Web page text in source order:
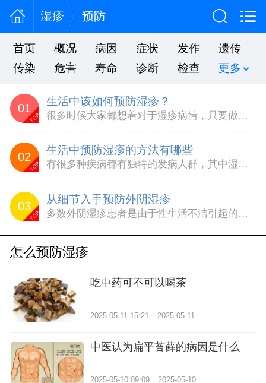
湿疹 预防
首页 概况 病因 症状 发作
遗传
传染
危害 寿命 诊断 检查 更多
01
TOP
生活中该如何预防湿疹？
很多时候大家都想着对于湿疹病情，只要做好治疗，只要保持良好的心态就会彻底康复的，其实湿疹的病情并不是这么简单的哦。在生活中患者还要做好湿疹的预防护理措施。下面一起看下以下有关生活中湿疹的预防。生活中该如何预防湿疹寻找诱发因素——湿疹是一种由多种内外因素引起变态反应的急性、亚急性或慢性皮肤病。它的病因及发病机制相当复杂，涉及体内、外多种因素，所以常反复发作，患...
02
TOP
生活中预防湿疹的方法有哪些
有很多种疾病都有独特的发病人群，其中湿疹就经常发生在孩子的身上，如果孩子得了这种病就会感觉到很痒，如果不及时治疗的话还有可能会引起其他的疾病，所以在平时的生活中做好预防工作是非常重要的。1.要想避免婴儿湿疹，最好的办法就是选择纯母乳喂养即使仅仅喂了30毫升牛奶，婴儿体内也会产生抗体，导致日后过敏。2.对过敏体质的宝贝，添加蛋黄、鱼虾类食物最好都在7个月之后。...
03
TOP
从细节入手预防外阴湿疹
多数外阴湿疹患者是由于性生活不洁引起的，但实际上该病与个人的生活习惯也有很大的关系。因此，从生活细节入手可以有效预防外阴湿疹。1、内衣裤要单独清洗霉菌可以在皮肤表面、胃肠道、指甲内等地方大量繁殖。如果家人或自己患有足癣、灰指甲等，很容易造成霉菌的交叉感染而引起外阴湿疹，因此内衣裤一定要单独洗。2、注意公共场所卫生公共场合可能隐藏着大量的霉菌，因此出门在外时，...
怎么预防湿疹
吃中药可不可以喝茶
2025-05-11 15:21 2025-05-11
中医认为扁平苔藓的病因是什么
2025-05-10 09:09 2025-05-10